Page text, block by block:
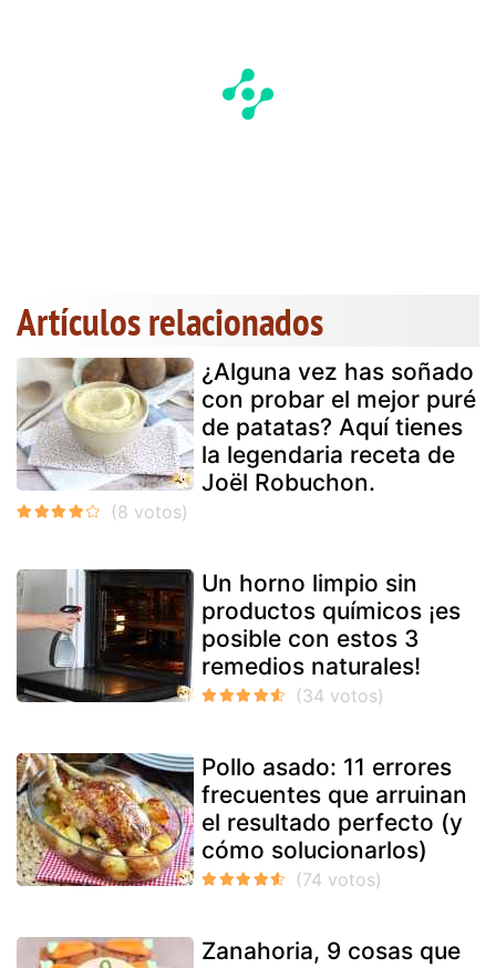
Artículos relacionados
¿Alguna vez has soñado
con probar el mejor puré
de patatas? Aquí tienes
la legendaria receta de
Joël Robuchon.
Un horno limpio sin
productos químicos ¡es
posible con estos 3
remedios naturales!
Pollo asado: 11 errores
frecuentes que arruinan
el resultado perfecto (y
cómo solucionarlos)
Zanahoria, 9 cosas que